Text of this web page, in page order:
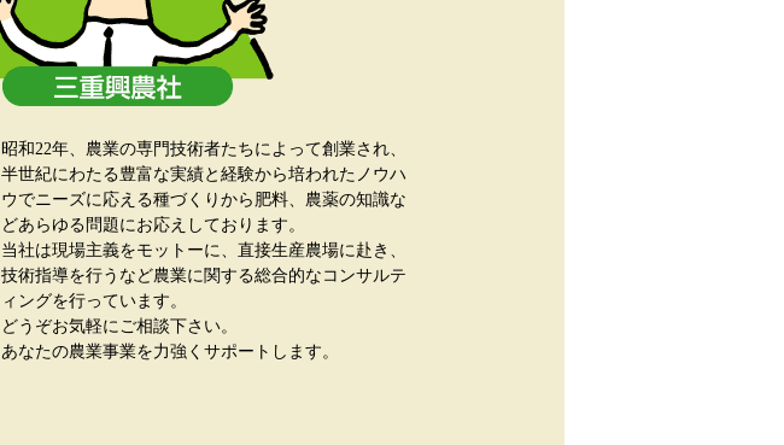
昭和22年、農業の専門技術者たちによって創業され、
半世紀にわたる豊富な実績と経験から培われたノウハ
ウでニーズに応える種づくりから肥料、農薬の知識な
どあらゆる問題にお応えしております。
当社は現場主義をモットーに、直接生産農場に赴き、
技術指導を行うなど農業に関する総合的なコンサルテ
ィングを行っています。
どうぞお気軽にご相談下さい。
あなたの農業事業を力強くサポートします。